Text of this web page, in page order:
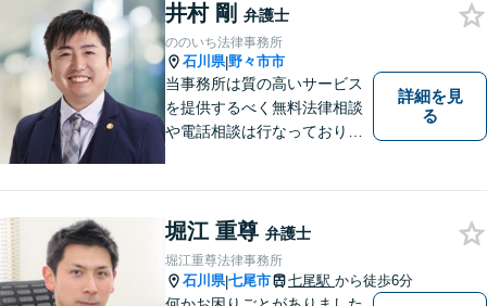
のお悩みも、女性の弁護士が
相談にのることができます。
【女性弁護士在籍】
井村 剛 弁護士
ののいち法律事務所
石川県|野々市市
当事務所は質の高いサービス
を提供するべく無料法律相談
や電話相談は行なっておりま
回収「スピード対応」／企業
法務「顧問契約も可能」【夜
間・休日面談可】【完全個
室】
詳細を見
る
堀江 重尊 弁護士
堀江重尊法律事務所
石川県|七尾市 七尾駅 から徒歩6分